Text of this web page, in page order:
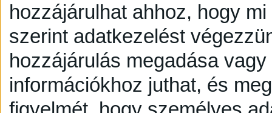
hozzájárulhat ahhoz, hogy
szerint adatkezelést
hozzájárulás megadása
információkhoz juthat, és